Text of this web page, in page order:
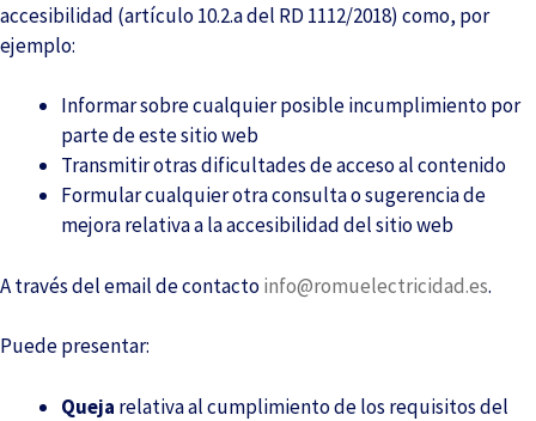
accesibilidad (artículo 10.2.a del RD 1112/2018) como, por
ejemplo:
Informar sobre cualquier posible incumplimiento por
parte de este sitio web
Transmitir otras dificultades de acceso al contenido
Formular cualquier otra consulta o sugerencia de
mejora relativa a la accesibilidad del sitio web
A través del email de contactoinfo@romuelectricidad.es.
Puede presentar:
Queja relativa al cumplimiento de los requisitos del